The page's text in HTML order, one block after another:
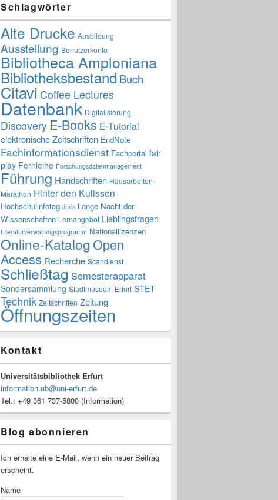
Schlagwörter
Alte Drucke Ausbildung
Ausstellung Benutzerkonto
Bibliotheca Amploniana
Bibliotheksbestand Buch
Citavi Coffee Lectures
Datenbank Digitalisierung
Discovery E-Books E-Tutorial
elektronische Zeitschriften EndNote
Fachinformationsdienst Fachportal fair
play Fernleihe Forschungsdatenmanagement
Führung Handschriften Hausarbeiten-
Marathon Hinter den Kulissen
Hochschulinfotag Juris Lange Nacht der
Wissenschaften Lernangebot Lieblingsfragen
Literaturverwaltungsprogramm Nationallizenzen
Online-KatalogOpen
Access Recherche Scandienst
Schließtag Semesterapparat
Sondersammlung Stadtmuseum Erfurt STET
Technik Zeitschriften Zeitung
Öffnungszeiten
Kontakt
Universitätsbibliothek Erfurt
information.ub@uni-erfurt.de
Tel.: +49 361 737-5800 (Information)
Blog abonnieren
Ich erhalte eine E-Mail, wenn ein neuer Beitrag
erscheint.
Name